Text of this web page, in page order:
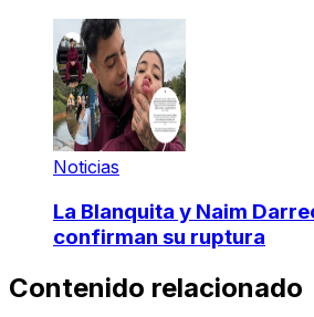
Noticias
La Blanquita y Naim
confirman su ruptura
Contenido relacionado